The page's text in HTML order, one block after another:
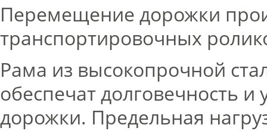
Перемещение дорожки
транспортировочных
Рама из высокопрочной
обеспечат долговечность и
дорожки. Предельная